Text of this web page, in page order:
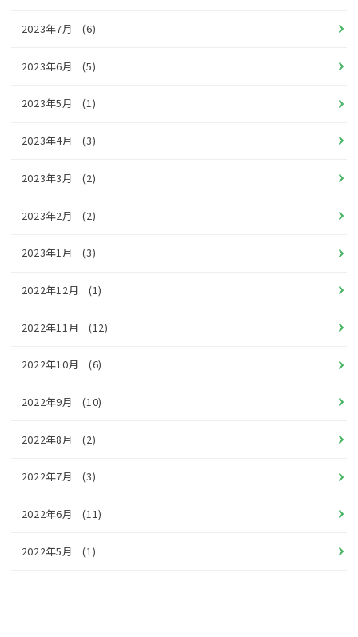
2023年7月 (6)
2023年6月 (5)
2023年5月 (1)
2023年4月 (3)
2023年3月 (2)
2023年2月 (2)
2023年1月 (3)
2022年12月 (1)
2022年11月 (12)
2022年10月 (6)
2022年9月 (10)
2022年8月 (2)
2022年7月 (3)
2022年6月 (11)
2022年5月 (1)